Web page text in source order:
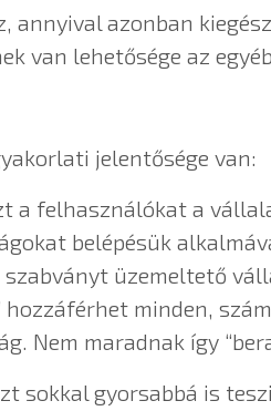
annyival azonban
van lehetősége az
jelentősége van:
a felhasználókat a
belépésük
szabványt üzemeltető
hozzáférhet minden,
Nem maradnak így
sokkal gyorsabbá is